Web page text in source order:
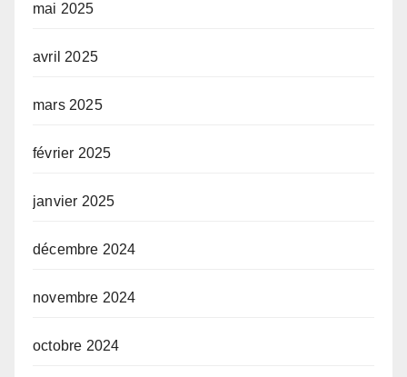
mai 2025
avril 2025
mars 2025
février 2025
janvier 2025
décembre 2024
novembre 2024
octobre 2024